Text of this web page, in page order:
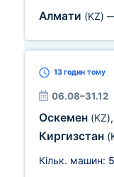
Алмати (KZ)
13 годин тому
06.08–31.12
Оскемен (KZ),
Киргизстан
Кільк. машин: 5